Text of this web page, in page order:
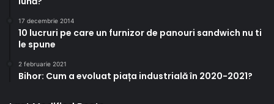
17 decembrie 2014
10 lucruri pe care un furnizor de panouri sandwich nu ti
le spune
2 februarie 2021
Bihor: Cum a evoluat piața industrială în 2020-2021?